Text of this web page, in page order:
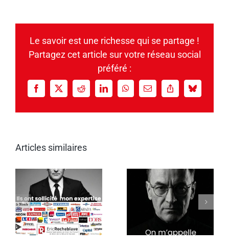
Le savoir est une richesse qui se partage !
Partagez cet article sur votre réseau social
préféré :
Facebook
X RedditLinkedInWhatsApp
Email
Copy
Bluesky
Articles similaires